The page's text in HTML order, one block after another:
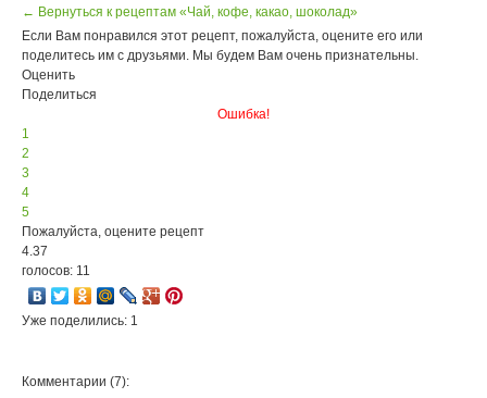
← Вернуться к рецептам «Чай, кофе, какао, шоколад»
Если Вам понравился этот рецепт, пожалуйста, оцените его или
поделитесь им с друзьями. Мы будем Вам очень признательны.
Оценить
Поделиться
Ошибка!
1
2
3
4
5
Пожалуйста, оцените рецепт
4.37
голосов: 11
Уже поделились: 1
Комментарии (7):